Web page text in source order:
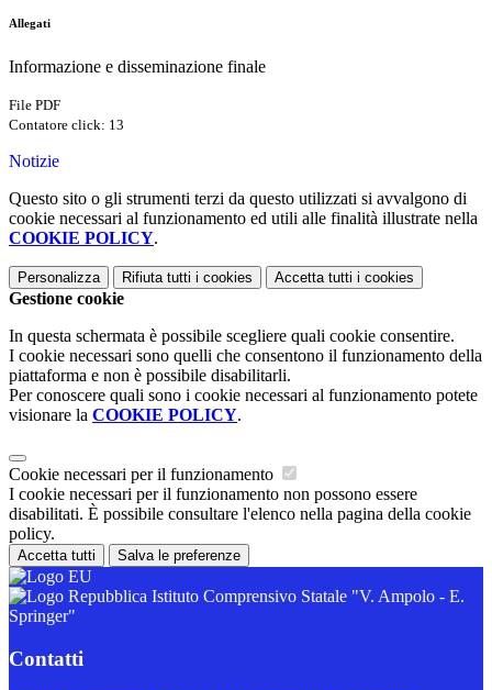
Allegati
Informazione e disseminazione finale
File PDF
Contatore click: 13
Notizie
Questo sito o gli strumenti terzi da questo utilizzati si avvalgono di
cookie necessari al funzionamento ed utili alle finalità illustrate nella
COOKIE POLICY.
Personalizza Rifiuta tutti i cookies Accetta tutti i cookies
Gestione cookie
In questa schermata è possibile scegliere quali cookie consentire.
I cookie necessari sono quelli che consentono il funzionamento della
piattaforma e non è possibile disabilitarli.
Per conoscere quali sono i cookie necessari al funzionamento potete
visionare la COOKIE POLICY.
Cookie necessari per il funzionamento
I cookie necessari per il funzionamento non possono essere
disabilitati. È possibile consultare l'elenco nella pagina della cookie
policy.
Accetta tutti Salva le preferenze
Istituto Comprensivo Statale "V. Ampolo - E.
Springer"
Contatti